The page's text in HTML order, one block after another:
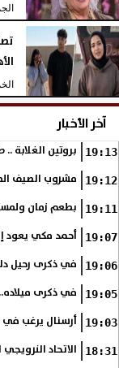
الجمعة،
آخر الأخبار
19:13 بروتين
19:12 مشروب الصيف
19:11 بطعم زمان
19:07 أحمد مكي يعود إلى السينما بعد 13
19:06 في ذكرى رحيل
19:05 في ذكرى
19:03 أرسنال يرغب
18:31 الاتحاد